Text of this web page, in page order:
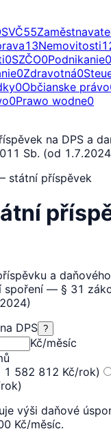
55
13Nemovitosti
0SZČO0Podnikanie0
0Zdravotná0
0Občianske právo
0Prawo wodne0
na DPS a
Sb. (od
státní příspěvek
a
spoření — § 31
DPS ?
Kč/měsíc
1 582 812 Kč/rok)
výši daňové
Kč/měsíc.